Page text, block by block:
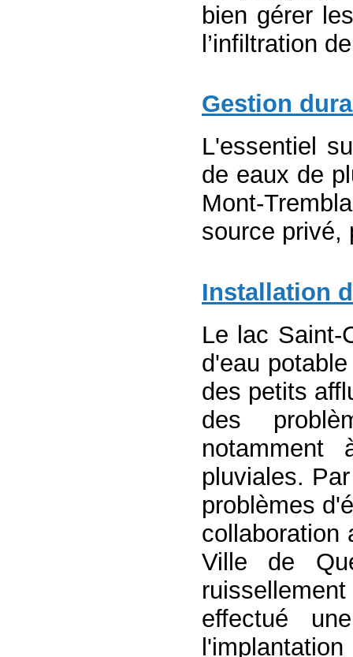
bien gérer
l’infiltration
Gestion
L'essentiel
de eaux de
Mont-
source privé,
Installation
Le lac Saint-
d'eau
des petits
des
notamment
pluviales.
problèmes
collaboration
Ville de
effectué